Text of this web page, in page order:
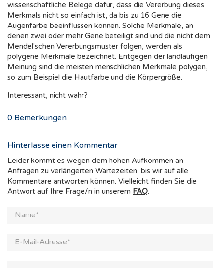
wissenschaftliche Belege dafür, dass die Vererbung dieses
Merkmals nicht so einfach ist, da bis zu 16 Gene die
Augenfarbe beeinflussen können. Solche Merkmale, an
denen zwei oder mehr Gene beteiligt sind und die nicht dem
Mendel'schen Vererbungsmuster folgen, werden als
polygene Merkmale bezeichnet. Entgegen der landläufigen
Meinung sind die meisten menschlichen Merkmale polygen,
so zum Beispiel die Hautfarbe und die Körpergröße.
Interessant, nicht wahr?
0 Bemerkungen
Hinterlasse einen Kommentar
Leider kommt es wegen dem hohen Aufkommen an
Anfragen zu verlängerten Wartezeiten, bis wir auf alle
Kommentare antworten können. Vielleicht finden Sie die
Antwort auf Ihre Frage/n in unserem FAQ.